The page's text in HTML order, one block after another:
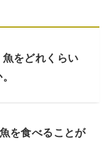
をどれくらい
を食べることが